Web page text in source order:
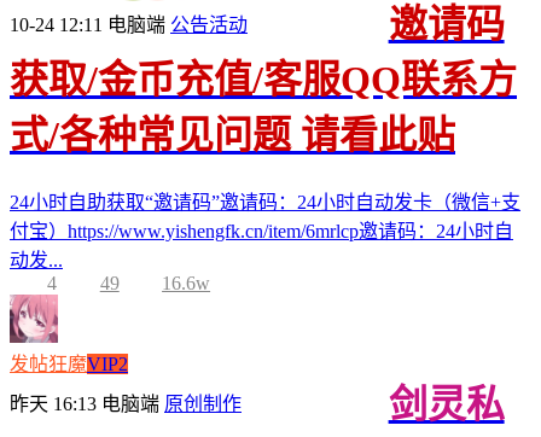
10-24 12:11 电脑端 公告活动
邀请码
获取/金币充值/客服QQ联系方
式/各种常见问题 请看此贴
24小时自助获取“邀请码”邀请码：24小时自动发卡（微信+支
付宝）https://www.yishengfk.cn/item/6mrlcp邀请码：24小时自
动发...
4
49 16.6w
发帖狂魔VIP2
昨天 16:13 电脑端 原创制作
剑灵私